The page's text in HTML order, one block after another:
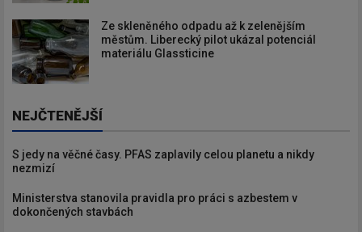
Ze skleněného odpadu až k zelenějším
městům. Liberecký pilot ukázal potenciál
materiálu Glassticine
NEJČTENĚJŠÍ
S jedy na věčné časy. PFAS zaplavily celou planetu a nikdy
nezmizí
Ministerstva stanovila pravidla pro práci s azbestem v
dokončených stavbách